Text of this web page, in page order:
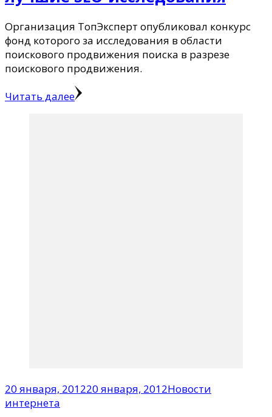
Организация ТопЭксперт опубликовал конкурс
фонд которого за исследования в области
поискового продвижения поиска в разрезе
поискового продвижения.
Читать далее
20 января, 201220 января, 2012Новости
интернета